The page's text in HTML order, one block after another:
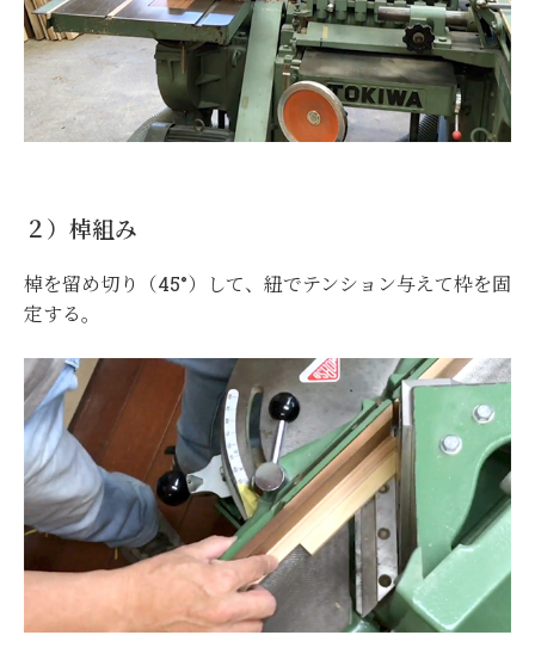
２）棹組み
棹を留め切り（45°）して、紐でテンション与えて枠を固
定する。